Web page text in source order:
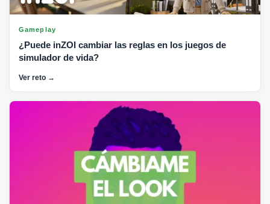
Gameplay
¿Puede inZOI cambiar las reglas en los juegos de
simulador de vida?
Ver reto →